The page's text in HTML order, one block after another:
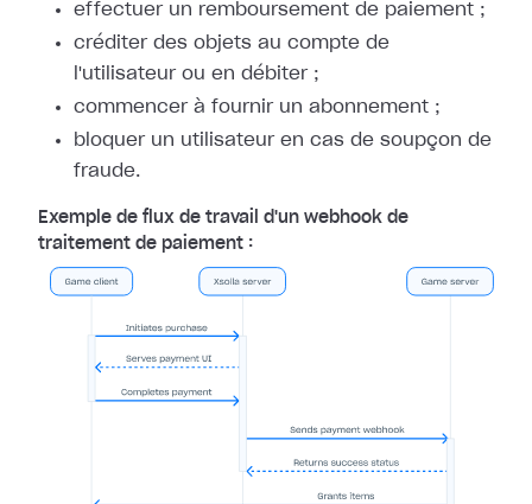
effectuer un remboursement de paiement ;
créditer des objets au compte de
l'utilisateur ou en débiter ;
commencer à fournir un abonnement ;
bloquer un utilisateur en cas de soupçon de
fraude.
Exemple de flux de travail d'un webhook de
traitement de paiement :